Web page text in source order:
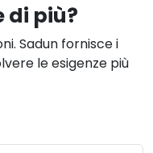
di più?
Sadun fornisce i
le esigenze più